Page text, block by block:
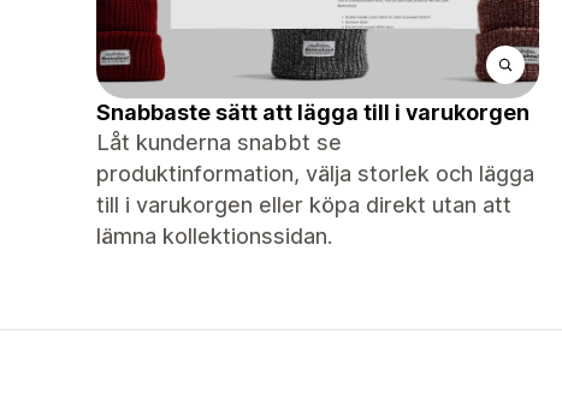
Snabbaste sätt att lägga till i varukorgen
Låt kunderna snabbt se
produktinformation, välja storlek och lägga
till i varukorgen eller köpa direkt utan att
lämna kollektionssidan.